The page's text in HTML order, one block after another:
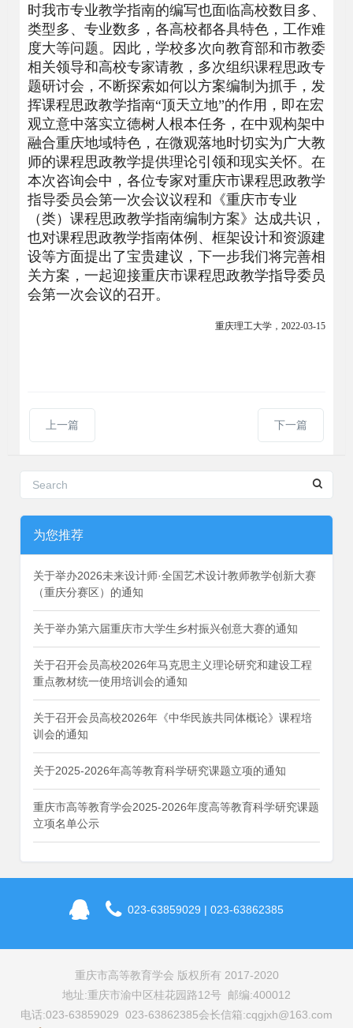
时我市专业教学指南的编写也面临高校数目多、
类型多、专业数多，各高校都各具特色，工作难
度大等问题。因此，学校多次向教育部和市教委
相关领导和高校专家请教，多次组织课程思政专
题研讨会，不断探索如何以方案编制为抓手，发
挥课程思政教学指南“顶天立地”的作用，即在宏
观立意中落实立德树人根本任务，在中观构架中
融合重庆地域特色，在微观落地时切实为广大教
师的课程思政教学提供理论引领和现实关怀。在
本次咨询会中，各位专家对重庆市课程思政教学
指导委员会第一次会议议程和《重庆市专业
（类）课程思政教学指南编制方案》达成共识，
也对课程思政教学指南体例、框架设计和资源建
设等方面提出了宝贵建议，下一步我们将完善相
关方案，一起迎接重庆市课程思政教学指导委员
会第一次会议的召开。
重庆理工大学，2022-03-15
上一篇 下一篇
为您推荐
关于举办2026未来设计师·全国艺术设计教师教学创新大赛
（重庆分赛区）的通知
关于举办第六届重庆市大学生乡村振兴创意大赛的通知
关于召开会员高校2026年马克思主义理论研究和建设工程
重点教材统一使用培训会的通知
关于召开会员高校2026年《中华民族共同体概论》课程培
训会的通知
关于2025-2026年高等教育科学研究课题立项的通知
重庆市高等教育学会2025-2026年度高等教育科学研究课题
立项名单公示
023-63859029 | 023-63862385
重庆市高等教育学会 版权所有 2017-2020
地址:重庆市渝中区桂花园路12号 邮编:400012
电话:023-63859029 023-63862385会长信箱:cqgjxh@163.com